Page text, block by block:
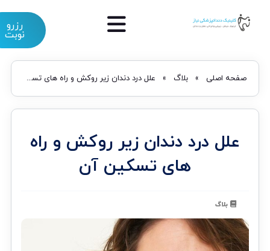
رزرو
نوبت
صفحه اصلی» بلاگ» علل درد دندان زیر روکش و راه های تسکین آن
علل درد دندان زیر روکش و راه
های تسکین آن
بلاگ